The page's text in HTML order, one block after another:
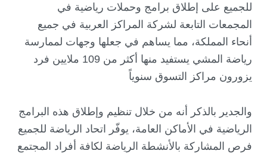
للجميع على إطلاق برامج وحملات رياضية في
المجمعات التابعة لشركة المراكز العربية في جميع
أنحاء المملكة، مما يساهم في جعلها وجهات لممارسة
رياضة المشي يستفيد منها أكثر من 109 ملايين فرد
يزورون مراكز التسوق سنوياً
والجدير بالذكر أنه من خلال تنظيم وإطلاق هذه البرامج
الرياضية في الأماكن العامة، يوفّر اتحاد الرياضة للجميع
فرص المشاركة بالأنشطة الرياضة لكافة أفراد المجتمع